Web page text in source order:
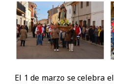
El 1 de marzo se celebra el